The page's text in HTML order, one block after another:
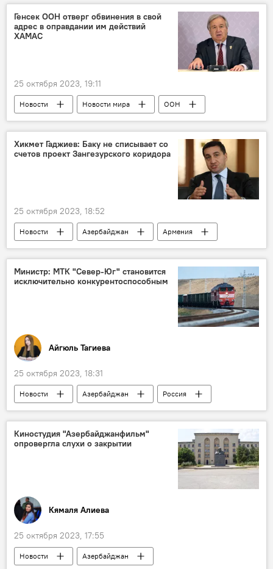
Потери
Генсек ООН отверг обвинения в свой
адрес в оправдании им действий
ХАМАС
25 октября 2023, 19:11
Новости Новости мира
ООН
Антониу Гутерреш
палестино-израильский конфликт
ХАМАС
Израиль
Хикмет Гаджиев: Баку не списывает со
счетов проект Зангезурского коридора
25 октября 2023, 18:52
Новости Азербайджан
Армения
Иран
Зангезурский коридор
Хикмет Гаджиев
Министр: МТК "Север-Юг" становится
исключительно конкурентоспособным
Айгюль Тагиева
25 октября 2023, 18:31
Новости Азербайджан
Россия
Астрахань
Коридор "Север-Юг"
Киностудия "Азербайджанфильм"
опровергла слухи о закрытии
Кямаля Алиева
25 октября 2023, 17:55
Новости
Азербайджан